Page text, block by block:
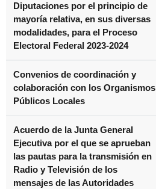
Diputaciones por el principio de
mayoría relativa, en sus diversas
modalidades, para el Proceso
Electoral Federal 2023-2024
Convenios de coordinación y
colaboración con los Organismos
Públicos Locales
Acuerdo de la Junta General
Ejecutiva por el que se aprueban
las pautas para la transmisión en
Radio y Televisión de los
mensajes de las Autoridades